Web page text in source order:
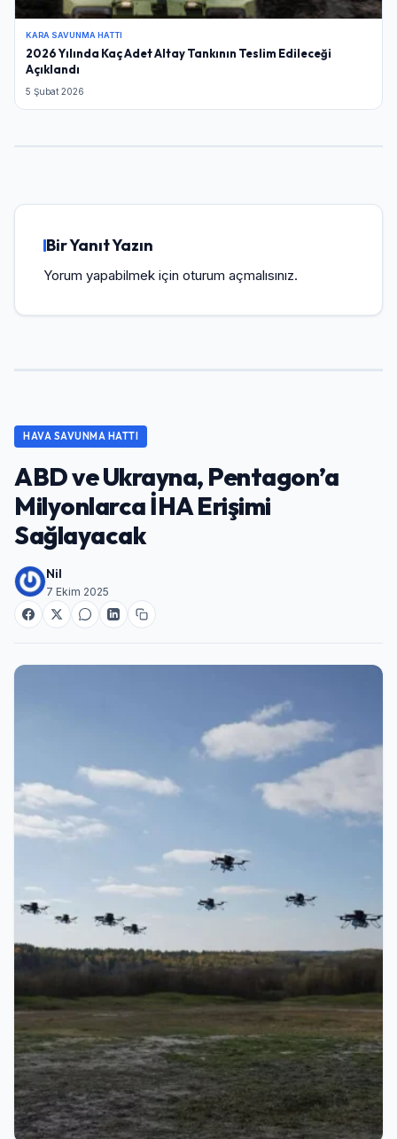
KARA SAVUNMA HATTI
2026 Yılında Kaç Adet Altay Tankının Teslim Edileceği
Açıklandı
5 Şubat 2026
Bir Yanıt Yazın
Yorum yapabilmek için oturum açmalısınız.
HAVA SAVUNMA HATTI
ABD ve Ukrayna, Pentagon’a
Milyonlarca İHA Erişimi
Sağlayacak
Nil
7 Ekim 2025